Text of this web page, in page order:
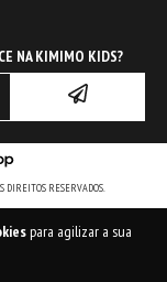
para agilizar a sua
NA KIMIMO KIDS?
RESERVADOS.